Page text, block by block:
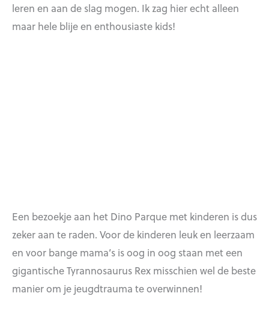
leren en aan de slag mogen. Ik zag hier echt alleen
maar hele blije en enthousiaste kids!
Een bezoekje aan het Dino Parque met kinderen is dus
zeker aan te raden. Voor de kinderen leuk en leerzaam
en voor bange mama’s is oog in oog staan met een
gigantische Tyrannosaurus Rex misschien wel de beste
manier om je jeugdtrauma te overwinnen!